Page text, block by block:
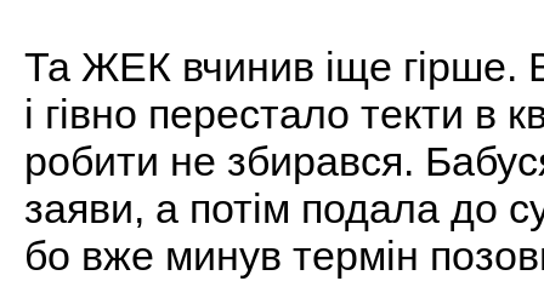
Та ЖЕК вчинив іще гірше.
і гівно перестало текти в
робити не збирався.
заяви, а потім подала до
бо вже минув термін